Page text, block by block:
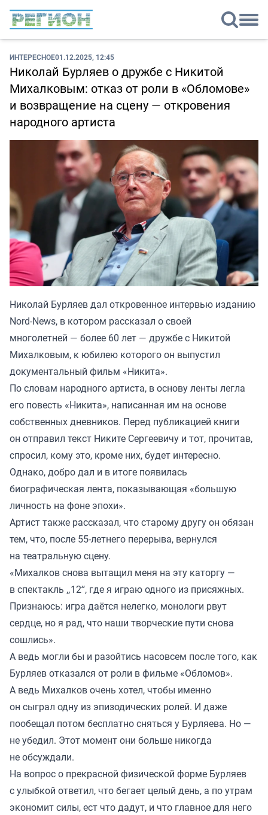
ИНТЕРЕСНОЕ01.12.2025, 12:45
Николай Бурляев о дружбе с Никитой
Михалковым: отказ от роли в «Обломове»
и возвращение на сцену — откровения
народного артиста
Николай Бурляев дал откровенное интервью изданию
Nord-News, в котором рассказал о своей
многолетней — более 60 лет — дружбе с Никитой
Михалковым, к юбилею которого он выпустил
документальный фильм «Никита».
По словам народного артиста, в основу ленты легла
его повесть «Никита», написанная им на основе
собственных дневников. Перед публикацией книги
он отправил текст Никите Сергеевичу и тот, прочитав,
спросил, кому это, кроме них, будет интересно.
Однако, добро дал и в итоге появилась
биографическая лента, показывающая «большую
личность на фоне эпохи».
Артист также рассказал, что старому другу он обязан
тем, что, после 55-летнего перерыва, вернулся
на театральную сцену.
«Михалков снова вытащил меня на эту каторгу —
в спектакль „12“, где я играю одного из присяжных.
Признаюсь: игра даётся нелегко, монологи рвут
сердце, но я рад, что наши творческие пути снова
сошлись».
А ведь могли бы и разойтись насовсем после того, как
Бурляев отказался от роли в фильме «Обломов».
А ведь Михалков очень хотел, чтобы именно
он сыграл одну из эпизодических ролей. И даже
пообещал потом бесплатно сняться у Бурляева. Но —
не убедил. Этот момент они больше никогда
не обсуждали.
На вопрос о прекрасной физической форме Бурляев
с улыбкой ответил, что бегает целый день, а по утрам
экономит силы, ест что дадут, и что главное для него